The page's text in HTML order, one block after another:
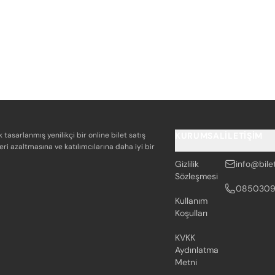
yenilikçi bir online bilet satış
ve katılımcılarına daha iyi bir
Gizlilik
Sözleşmesi
Kullanım
Koşulları
KVKK
Aydınlatma
Metni